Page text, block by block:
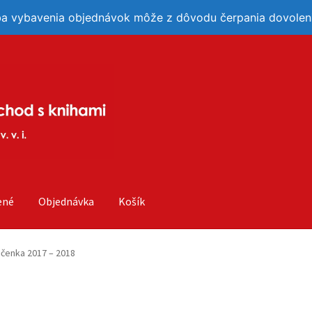
vybavenia objednávok môže z dôvodu čerpania
Objednávka Košík
2017 – 2018